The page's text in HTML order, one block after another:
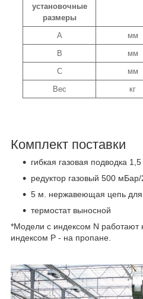
установочные
размеры
A мм
B
мм
C
мм
Вес
кг
Комплект поставки
гибкая газовая подводка
редуктор газовый 500
5 м. нержавеющая цепь для
термостат выносной
*Модели с индексом N работают
индексом P - на пропане.